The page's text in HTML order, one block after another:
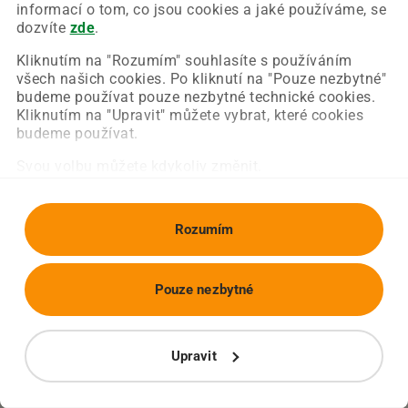
informací o tom, co jsou cookies a jaké používáme, se
dozvíte zde.
Kliknutím na "Rozumím" souhlasíte s používáním
všech našich cookies. Po kliknutí na "Pouze nezbytné"
budeme používat pouze nezbytné technické cookies.
Kliknutím na "Upravit" můžete vybrat, které cookies
budeme používat.
Rozumím
Upravit
Pouze nezbytné
Chyba nastala na naší straně a už ji opravujeme.
Zkuste prosím znovu načíst požadovanou stránku.
Obnovit stránku Úvodní strana